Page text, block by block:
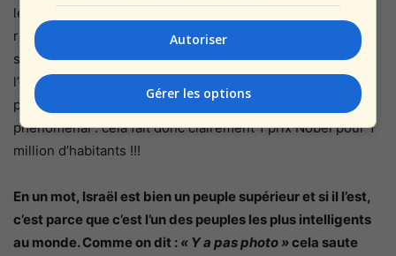
les plus élevés du monde ; un investissement en
recherche et développement parmi les plus importants
soit 5% du PIB et enfin, un nombre élevé de Prix Nobel. Si
l’on considère le nombre de prix Nobel eu égard à sa
population, soit 10 prix Nobel, c’est franchement
phénoménal : cela fait donc clairement 1 prix Nobel pour 1
million d’habitants !!!
En un mot, Israël est bien un peuple supérieur et si il l’est,
c’est parce que c’est l’un des peuples les plus intelligents
au monde. Comme on dit : « Y a pas photo »cela saute
Autoriser
Gérer les options